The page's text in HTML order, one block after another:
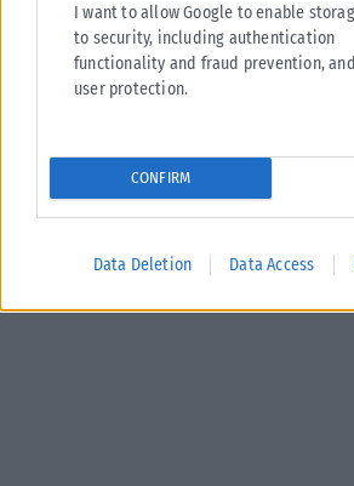
I want to allow Google to enable
to security, including authentication
functionality and fraud prevention,
user protection.
CONFIRM
Data Deletion Data Access